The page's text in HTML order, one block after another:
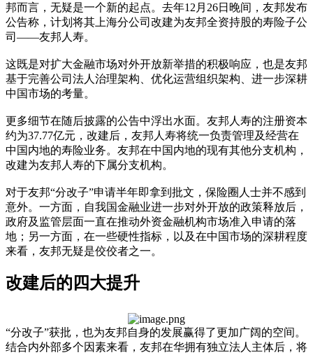
邦而言，无疑是一个新的起点。去年12月26日晚间，友邦发布
公告称，计划将其上海分公司改建为友邦全资持股的寿险子公
司——友邦人寿。
这既是对扩大金融市场对外开放新举措的积极响应，也是友邦
基于完善公司法人治理架构、优化运营组织架构、进一步深耕
中国市场的考量。
更多细节在随后披露的公告中浮出水面。友邦人寿的注册资本
约为37.77亿元，改建后，友邦人寿将统一负责管理及经营在
中国内地的寿险业务。友邦在中国内地的现有其他分支机构，
改建为友邦人寿的下属分支机构。
对于友邦“分改子”申请半年即拿到批文，保险圈人士并不感到
意外。一方面，自我国金融业进一步对外开放的政策释放后，
政府及监管层面一直在推动外资金融机构市场准入申请的落
地；另一方面，在一些硬性指标，以及在中国市场的深耕程度
来看，友邦无疑是佼佼者之一。
改建后的四大提升
“分改子”获批，也为友邦自身的发展赢得了更加广阔的空间。
结合内外部多个因素来看，友邦在华拥有独立法人主体后，将